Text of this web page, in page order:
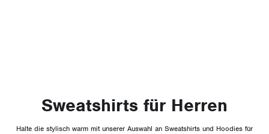
Sweatshirts für Herren
Halte die stylisch warm mit unserer Auswahl an Sweatshirts und Hoodies für